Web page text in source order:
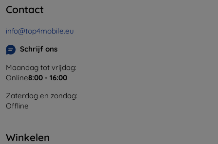
Contact
info@top4mobile.eu
Schrijf ons
Maandag tot vrijdag:
Online8:00 - 16:00
Zaterdag en zondag:
Offline
Winkelen